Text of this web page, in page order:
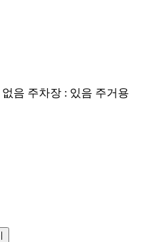
음 주차장 : 있음 주거용